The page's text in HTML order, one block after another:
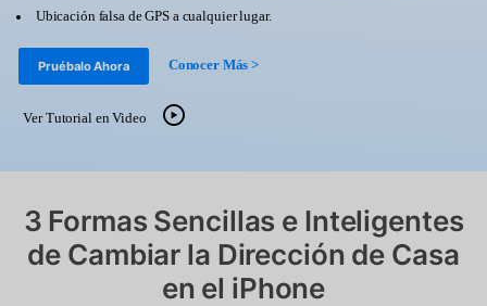
Para Celular
Herramientas Online
Más
Descubre lo mejor de Dr.Fone
Guías
Soporte
Transferencia de Datos
Protección del Móvil
Encuentra Más Soluciones
Desbloqueo FRP en Android 16
Iniciar sesión
Ubicación falsa de GPS a cualquier lugar.
Pruébalo Ahora Conocer Más >
Ver Tutorial en Video
3 Formas Sencillas e Inteligentes
de Cambiar la Dirección de Casa
en el iPhone